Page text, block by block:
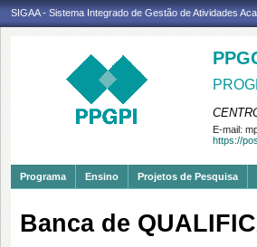
SIGAA - Sistema Integrado de Gestão de Atividades
E-mail:
https://
Programa Ensino Projetos de Pesquisa
Banca de